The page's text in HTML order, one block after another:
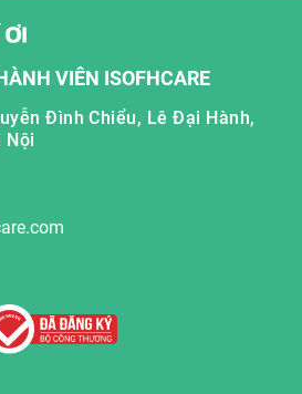
VIÊN ISOFHCARE
Đình Chiểu, Lê Đại Hành,
Nội